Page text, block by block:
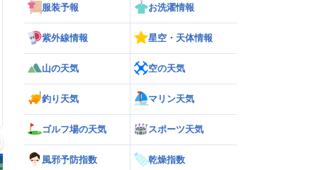
服装予報 お洗濯情報
紫外線情報 星空・天体情報
山の天気 空の天気
釣り天気 マリン天気
ゴルフ場の天気 スポーツ天気
風邪予防指数 乾燥指数